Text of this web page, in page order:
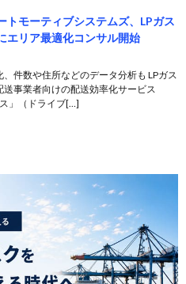
トモーティブシステムズ、LPガス
エリア最適化コンサル開始
件数や住所などのデータ分析も LPガス
送事業者向けの配送効率化サービス
ス」（ドライブ[…]